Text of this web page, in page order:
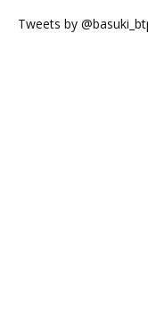
Tweets by